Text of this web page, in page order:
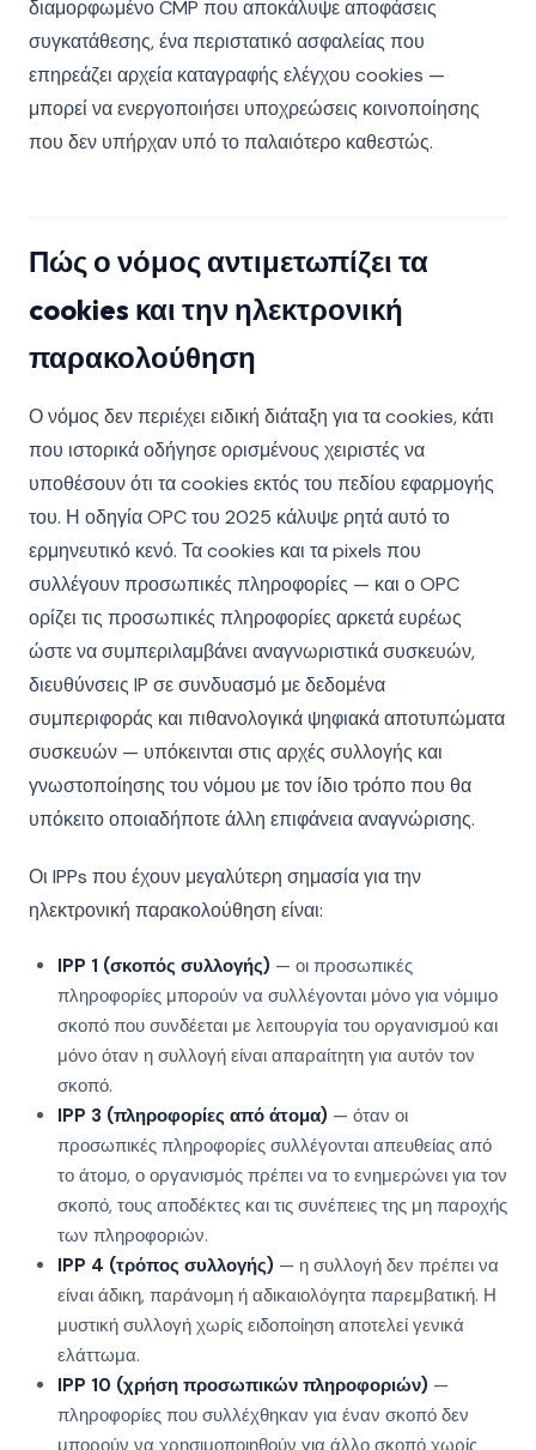
διαμορφωμένο CMP που αποκάλυψε αποφάσεις
συγκατάθεσης, ένα περιστατικό ασφαλείας που
επηρεάζει αρχεία καταγραφής ελέγχου cookies —
μπορεί να ενεργοποιήσει υποχρεώσεις κοινοποίησης
που δεν υπήρχαν υπό το παλαιότερο καθεστώς.
Πώς ο νόμος αντιμετωπίζει τα
cookies και την ηλεκτρονική
παρακολούθηση
Ο νόμος δεν περιέχει ειδική διάταξη για τα cookies, κάτι
που ιστορικά οδήγησε ορισμένους χειριστές να
υποθέσουν ότι τα cookies εκτός του πεδίου εφαρμογής
του. Η οδηγία OPC του 2025 κάλυψε ρητά αυτό το
ερμηνευτικό κενό. Τα cookies και τα pixels που
συλλέγουν προσωπικές πληροφορίες — και ο OPC
ορίζει τις προσωπικές πληροφορίες αρκετά ευρέως
ώστε να συμπεριλαμβάνει αναγνωριστικά συσκευών,
διευθύνσεις IP σε συνδυασμό με δεδομένα
συμπεριφοράς και πιθανολογικά ψηφιακά αποτυπώματα
συσκευών — υπόκεινται στις αρχές συλλογής και
γνωστοποίησης του νόμου με τον ίδιο τρόπο που θα
υπόκειτο οποιαδήποτε άλλη επιφάνεια αναγνώρισης.
Οι IPPs που έχουν μεγαλύτερη σημασία για την
ηλεκτρονική παρακολούθηση είναι:
IPP 1 (σκοπός συλλογής) — οι προσωπικές
πληροφορίες μπορούν να συλλέγονται μόνο για νόμιμο
σκοπό που συνδέεται με λειτουργία του οργανισμού και
μόνο όταν η συλλογή είναι απαραίτητη για αυτόν τον
σκοπό.
IPP 3 (πληροφορίες από άτομα) — όταν οι
προσωπικές πληροφορίες συλλέγονται απευθείας από
το άτομο, ο οργανισμός πρέπει να το ενημερώνει για τον
σκοπό, τους αποδέκτες και τις συνέπειες της μη παροχής
των πληροφοριών.
IPP 4 (τρόπος συλλογής) — η συλλογή δεν πρέπει να
είναι άδικη, παράνομη ή αδικαιολόγητα παρεμβατική. Η
μυστική συλλογή χωρίς ειδοποίηση αποτελεί γενικά
ελάττωμα.
IPP 10 (χρήση προσωπικών πληροφοριών) —
πληροφορίες που συλλέχθηκαν για έναν σκοπό δεν
μπορούν να χρησιμοποιηθούν για άλλο σκοπό χωρίς